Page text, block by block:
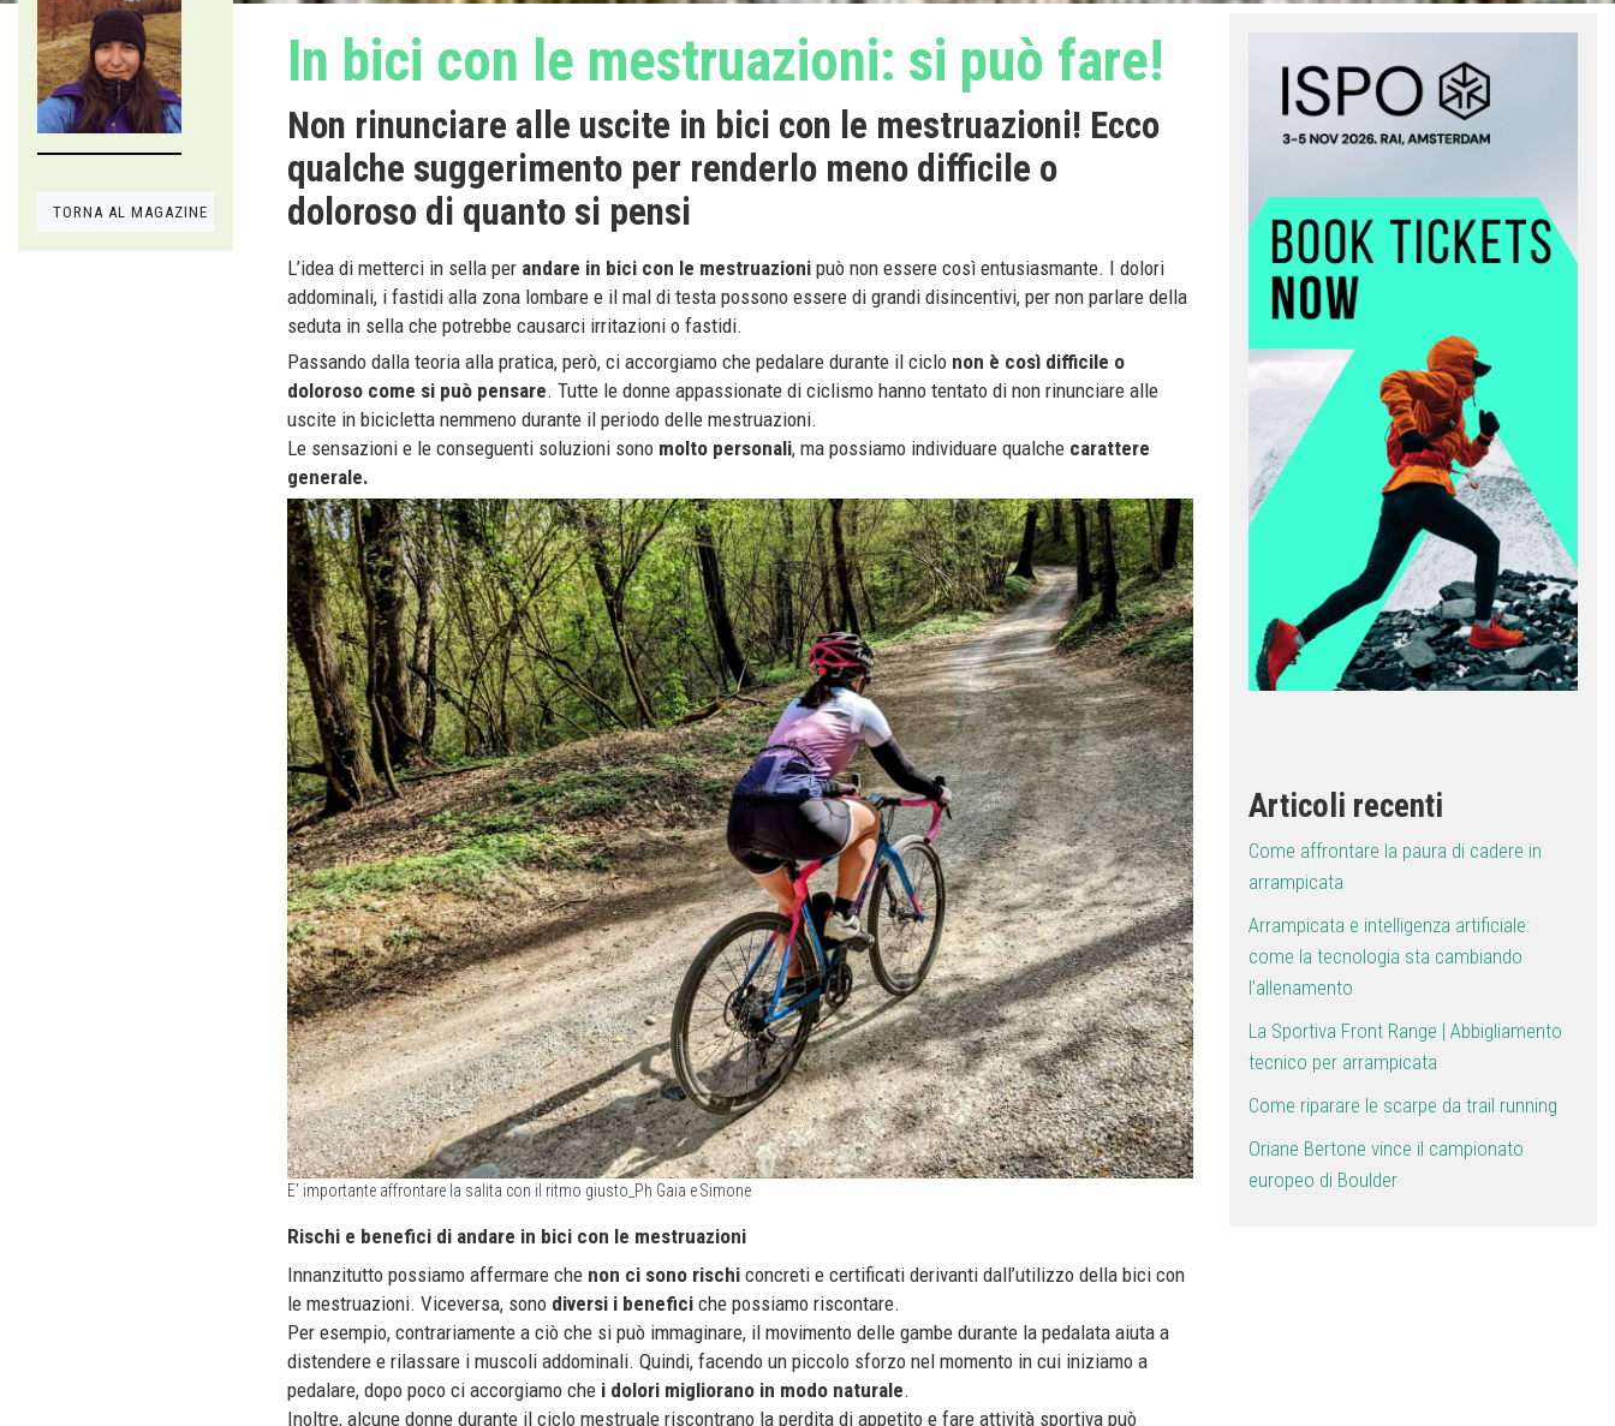
TORNA AL MAGAZINE
In bici con le mestruazioni: si può fare!
Non rinunciare alle uscite in bici con le mestruazioni! Ecco
qualche suggerimento per renderlo meno difficile o
doloroso di quanto si pensi
L’idea di metterci in sella per andare in bici con le mestruazioni può non essere così entusiasmante. I dolori
addominali, i fastidi alla zona lombare e il mal di testa possono essere di grandi disincentivi, per non parlare della
seduta in sella che potrebbe causarci irritazioni o fastidi.
Passando dalla teoria alla pratica, però, ci accorgiamo che pedalare durante il ciclo non è così difficile o
doloroso come si può pensare. Tutte le donne appassionate di ciclismo hanno tentato di non rinunciare alle
uscite in bicicletta nemmeno durante il periodo delle mestruazioni.
Le sensazioni e le conseguenti soluzioni sono molto personali, ma possiamo individuare qualche carattere
generale.
E’ importante affrontare la salita con il ritmo giusto_Ph Gaia e Simone
Rischi e benefici di andare in bici con le mestruazioni
Innanzitutto possiamo affermare che non ci sono rischi concreti e certificati derivanti dall’utilizzo della bici con
le mestruazioni. Viceversa, sono diversi i benefici che possiamo riscontare.
Per esempio, contrariamente a ciò che si può immaginare, il movimento delle gambe durante la pedalata aiuta a
distendere e rilassare i muscoli addominali. Quindi, facendo un piccolo sforzo nel momento in cui iniziamo a
pedalare, dopo poco ci accorgiamo che i dolori migliorano in modo naturale.
Inoltre, alcune donne durante il ciclo mestruale riscontrano la perdita di appetito e fare attività sportiva può
Articoli recenti
Come affrontare la paura di cadere in
arrampicata
Arrampicata e intelligenza artificiale:
come la tecnologia sta cambiando
l’allenamento
La Sportiva Front Range | Abbigliamento
tecnico per arrampicata
Come riparare le scarpe da trail running
Oriane Bertone vince il campionato
europeo di Boulder